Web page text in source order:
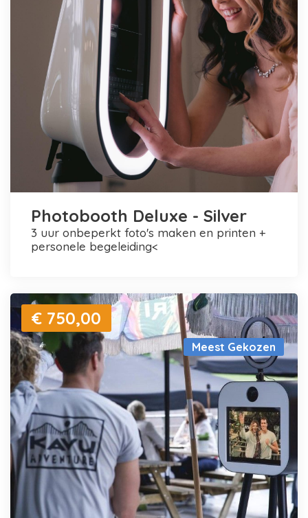
Photobooth Deluxe - Silver
3 uur onbeperkt foto's maken en printen +
personele begeleiding<
Meest Gekozen
€ 750,00